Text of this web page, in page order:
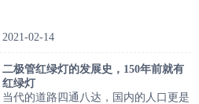
2021-02-14
二极管红绿灯的发展史，150年前就有
红绿灯
当代的道路四通八达，国内的人口更是